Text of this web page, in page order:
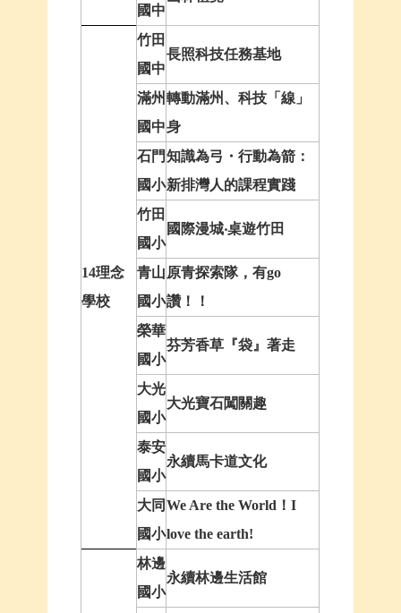
國中
14理念
學校
竹田
國中
長照科技任務基地
滿州
國中
轉動滿州、科技「線」
身
石門
國小
知識為弓・行動為箭：
新排灣人的課程實踐
竹田
國小
國際漫城‧桌遊竹田
青山
國小
原青探索隊，有go
讚！！
榮華
國小
芬芳香草『袋』著走
大光
國小
大光寶石闖關趣
泰安
國小
永續馬卡道文化
大同
國小
We Are the World！I
love the earth!
林邊
國小
永續林邊生活館